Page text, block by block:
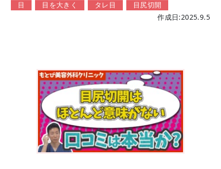
目 目を大きく タレ目 目尻切開
作成日:2025.9.5